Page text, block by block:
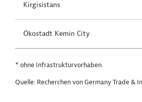
Kirgisistans
Ökostadt Kemin City
* ohne Infrastrukturvorhaben.
Quelle: Recherchen von Germany Trade &